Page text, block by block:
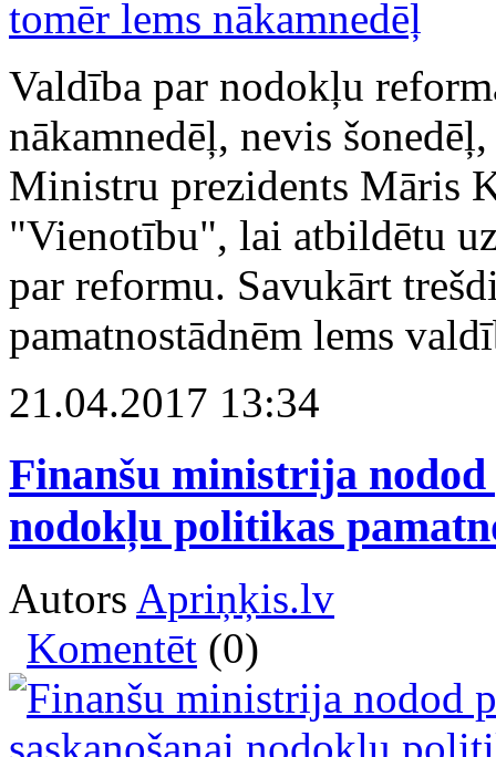
Valdība par nodokļu
nākamnedēļ, nevis
Ministru prezidents Māris
"Vienotību", lai atbildētu
par reformu. Savukārt
pamatnostādnēm lems
21.04.2017 13:34
Finanšu ministrija
nodokļu politikas
Autors Apriņķis.lv
Komentēt (0)